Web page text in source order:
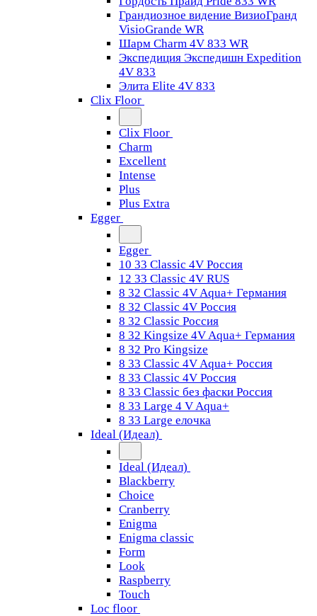
Грандиозное видение ВизиоГранд
VisioGrande WR
Шарм Charm 4V 833 WR
Экспедиция Экспедишн Expedition
4V 833
Элита Elite 4V 833
Clix Floor
Clix Floor
Charm
Excellent
Intense
Plus
Plus Extra
Egger
Egger
10 33 Classic 4V Россия
12 33 Classic 4V RUS
8 32 Classic 4V Aqua+ Германия
8 32 Classic 4V Россия
8 32 Classic Россия
8 32 Kingsize 4V Aqua+ Германия
8 32 Pro Kingsize
8 33 Classic 4V Aqua+ Россия
8 33 Classic 4V Россия
8 33 Classic без фаски Россия
8 33 Large 4 V Aqua+
8 33 Large елочка
Ideal (Идеал)
Ideal (Идеал)
Blackberry
Choice
Cranberry
Enigma
Enigma classic
Form
Look
Raspberry
Touch
Loc floor